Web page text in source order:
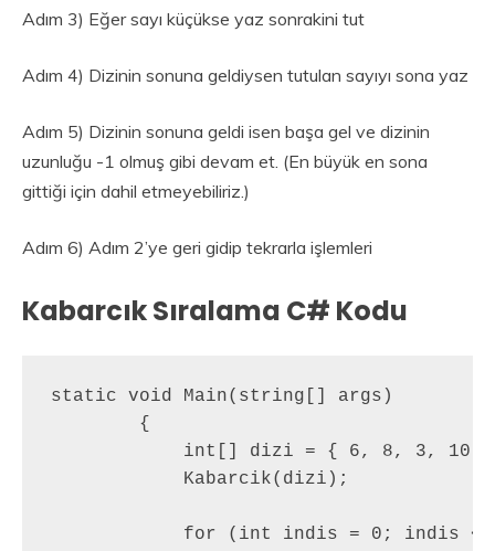
Adım 3) Eğer sayı küçükse yaz sonrakini tut
Adım 4) Dizinin sonuna geldiysen tutulan sayıyı sona yaz
Adım 5) Dizinin sonuna geldi isen başa gel ve dizinin
uzunluğu -1 olmuş gibi devam et. (En büyük en sona
gittiği için dahil etmeyebiliriz.)
Adım 6) Adım 2’ye geri gidip tekrarla işlemleri
Kabarcık Sıralama C# Kodu
static void Main(string[] args)
        {
int[] dizi = { 6, 8, 3, 10,
            Kabarcik(dizi);
for (int indis = 0; indis <